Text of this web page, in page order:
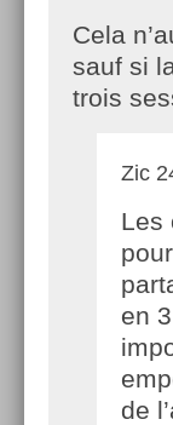
Cela
sauf si
trois
Zic
Les
en
de